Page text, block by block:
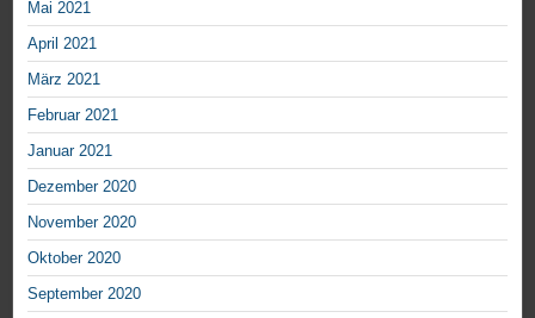
Mai 2021
April 2021
März 2021
Februar 2021
Januar 2021
Dezember 2020
November 2020
Oktober 2020
September 2020